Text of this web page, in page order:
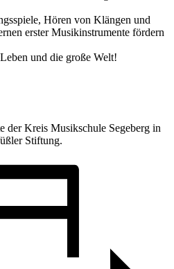
Hören von Klängen und
erster Musikinstrumente fördern
und die große Welt!
der Kreis Musikschule Segeberg in
Stiftung.